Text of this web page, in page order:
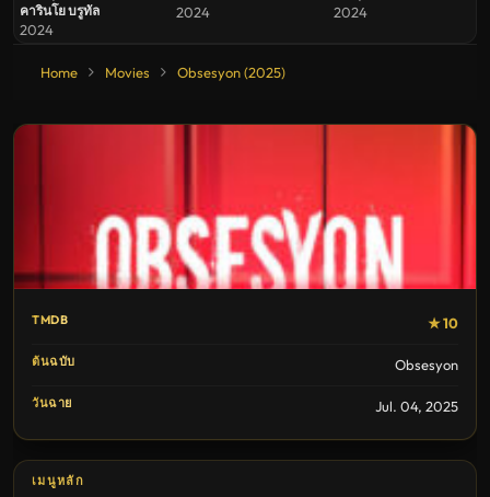
คารินโย บรูทัล
2024
2024 2024
Home Movies Obsesyon (2025)
TMDB ★ 10
ต้นฉบับ Obsesyon
วันฉาย Jul. 04, 2025
เมนูหลัก